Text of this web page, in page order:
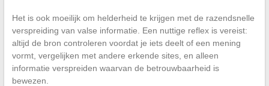
Het is ook moeilijk om helderheid te krijgen met de razendsnelle
verspreiding van valse informatie. Een nuttige reflex is vereist:
altijd de bron controleren voordat je iets deelt of een mening
vormt, vergelijken met andere erkende sites, en alleen
informatie verspreiden waarvan de betrouwbaarheid is
bewezen.